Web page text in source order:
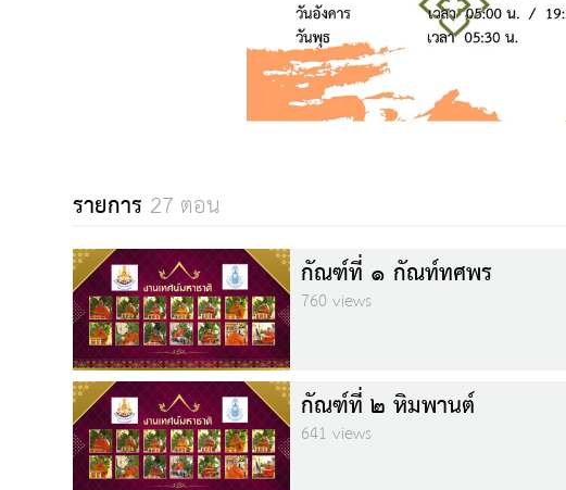
รายการ 27 ตอน
กัณฑ์ที่ ๑ กัณท์ทศพร
760 views
กัณฑ์ที่ ๒ หิมพานต์
641 views